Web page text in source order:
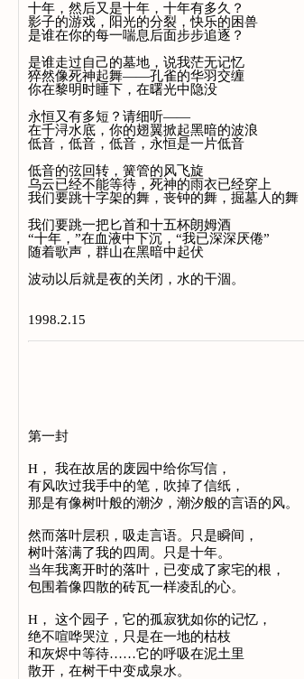
十年，然后又是十年，十年有多久？
影子的游戏，阳光的分裂，快乐的困兽
是谁在你的每一喘息后面步步追逐？
是谁走过自己的墓地，说我茫无记忆
猝然像死神起舞——孔雀的华羽交缠
你在黎明时睡下，在曙光中隐没
永恒又有多短？请细听——
在千浔水底，你的翅翼掀起黑暗的波浪
低音，低音，低音，永恒是一片低音
低音的弦回转，簧管的风飞旋
乌云已经不能等待，死神的雨衣已经穿上
我们要跳十字架的舞，丧钟的舞，掘墓人的舞
我们要跳一把匕首和十五杯朗姆酒
“十年，”在血液中下沉，“我已深深厌倦”
随着歌声，群山在黑暗中起伏
波动以后就是夜的关闭，水的干涸。
1998.2.15
第一封
H， 我在故居的废园中给你写信，
有风吹过我手中的笔，吹掉了信纸，
那是有像树叶般的潮汐，潮汐般的言语的风。
然而落叶层积，吸走言语。只是瞬间，
树叶落满了我的四周。只是十年。
当年我离开时的落叶，已变成了家宅的根，
包围着像四散的砖瓦一样凌乱的心。
H， 这个园子，它的孤寂犹如你的记忆，
绝不喧哗哭泣，只是在一地的枯枝
和灰烬中等待……它的呼吸在泥土里
散开，在树干中变成泉水。